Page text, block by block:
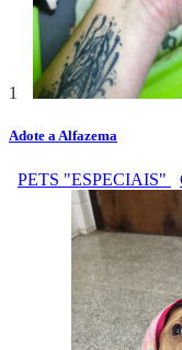
1
Adote a Alfazema
PETS "ESPECIAIS"